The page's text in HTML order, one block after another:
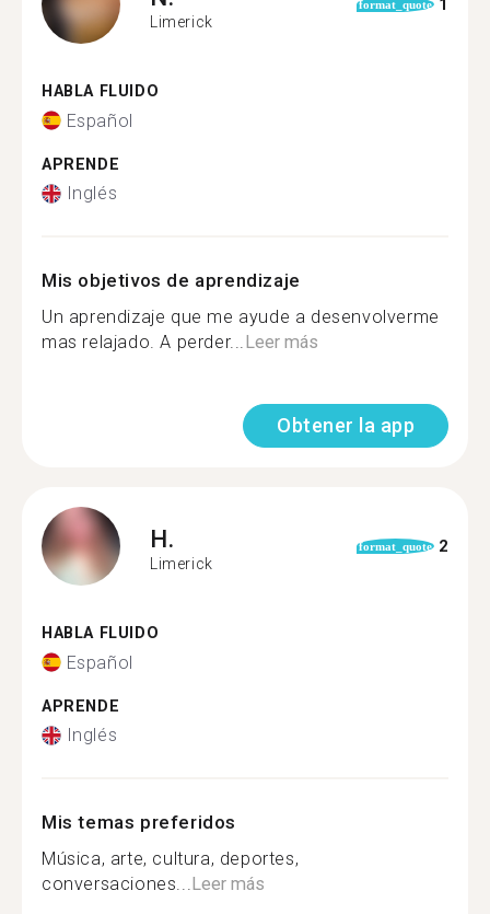
Limerick
format_quote 1
HABLA FLUIDO
Español
APRENDE
Inglés
Mis objetivos de aprendizaje
Un aprendizaje que me ayude a desenvolverme
mas relajado. A perder...Leer más
Obtener la app
H.
Limerick
format_quote 2
HABLA FLUIDO
Español
APRENDE
Inglés
Mis temas preferidos
Música, arte, cultura, deportes,
conversaciones...Leer más